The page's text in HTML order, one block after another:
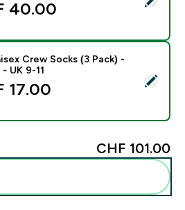
40.00‎
- MP Unisex Crew Socks
Crew Socks (3 Pack) -
UK 9-11
17.00‎
CHF 101.00‎